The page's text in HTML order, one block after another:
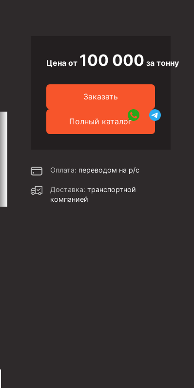
Цена от 100 000 за тонну
Заказать
Полный каталог
Оплата: переводом на р/с
Доставка: транспортной
компанией